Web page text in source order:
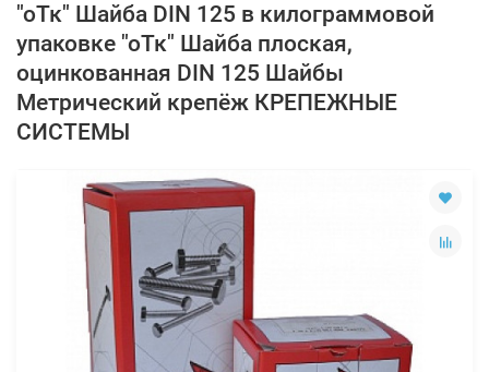
"оТк" Шайба DIN 125 в килограммовой
упаковке "оТк" Шайба плоская,
оцинкованная DIN 125 Шайбы
Метрический крепёж КРЕПЕЖНЫЕ
СИСТЕМЫ